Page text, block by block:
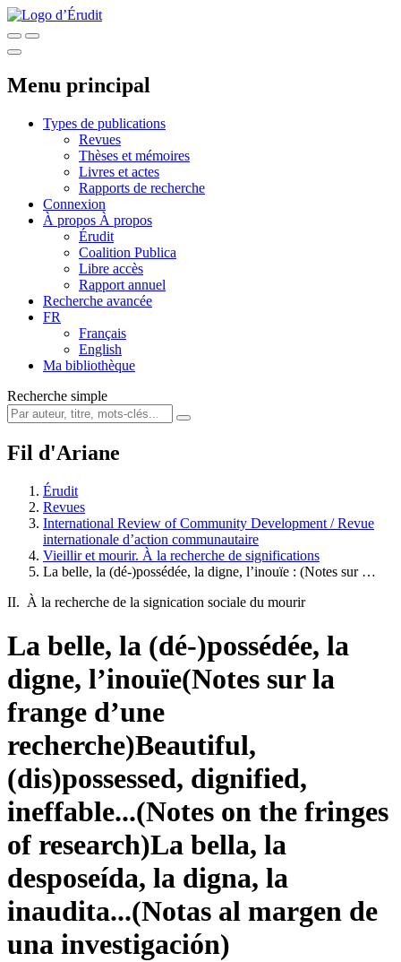
Menu principal
Types de publications
Revues
Thèses et mémoires
Livres et actes
Rapports de recherche
Connexion
À propos À propos
Érudit
Coalition Publica
Libre accès
Rapport annuel
Recherche avancée
FR
Français
English
Ma bibliothèque
Recherche simple
Fil d'Ariane
Érudit
Revues
International Review of Community Development / Revue
internationale d’action communautaire
Vieillir et mourir. À la recherche de significations
La belle, la (dé-)possédée, la digne, l’inouïe : (Notes sur …
II. À la recherche de la signication sociale du mourir
La belle, la (dé-)possédée, la
digne, l’inouïe(Notes sur la
frange d’une
recherche)Beautiful,
(dis)possessed, dignified,
ineffable...(Notes on the fringes
of research)La bella, la
desposeída, la digna, la
inaudita...(Notas al margen de
una investigación)